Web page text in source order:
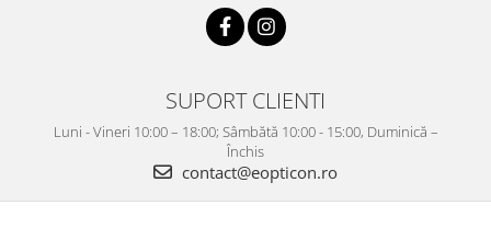
SUPORT CLIENTI
Luni - Vineri 10:00 – 18:00; Sâmbătă 10:00 - 15:00, Duminică –
Închis
contact@eopticon.ro